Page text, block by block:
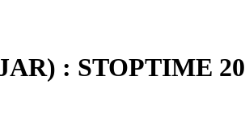
: STOPTIME